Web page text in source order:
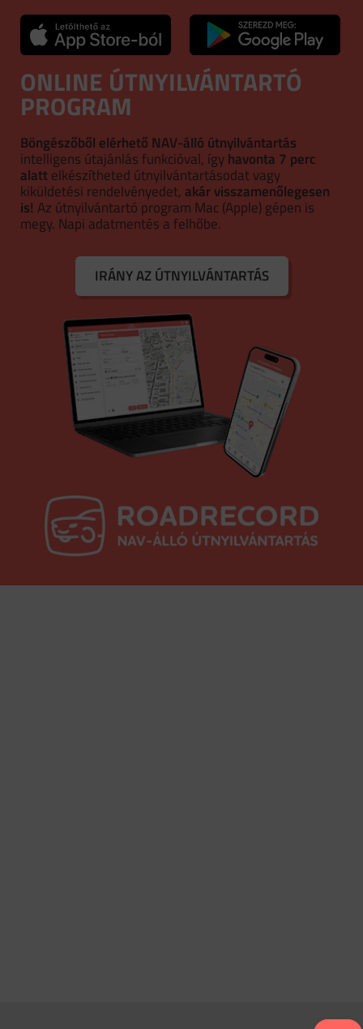
ONLINE ÚTNYILVÁNTARTÓ
PROGRAM
Böngészőből elérhető NAV-álló útnyilvántartás
intelligens útajánlás funkcióval, ígyhavonta 7 perc
alattelkészítheted útnyilvántartásodat vagy
kiküldetési rendelvényedet,akár visszamenőlegesen
is! Az útnyilvántartó program Mac (Apple) gépen is
megy. Napi adatmentés a felhőbe.
IRÁNY AZ ÚTNYILVÁNTARTÁS